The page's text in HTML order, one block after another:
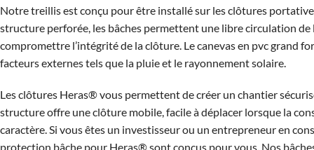
Notre treillis est conçu pour être installé sur les clôtures
structure perforée, les bâches permettent une libre circulation de
compromettre l’intégrité de la clôture. Le canevas en pvc grand
facteurs externes tels que la pluie et le rayonnement solaire.
Les clôtures Heras® vous permettent de créer un chantier
structure offre une clôture mobile, facile à déplacer lorsque la
caractère. Si vous êtes un investisseur ou un entrepreneur en
protection bâche pour Heras® sont conçus pour vous. Nos